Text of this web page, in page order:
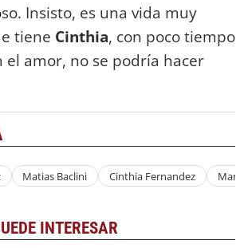
Insisto, es una vida muy
tiene Cinthia, con poco tiempo
el amor, no se podría hacer
Matias Baclini Cinthia Fernandez
INTERESAR